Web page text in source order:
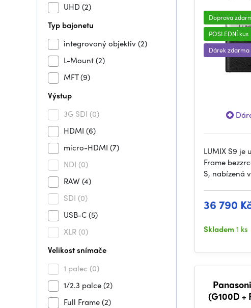
UHD (2)
Typ bajonetu
integrovaný objektiv(2)
L-Mount(2)
MFT(9)
Výstup
3G SDI (0)
HDMI (6)
micro-HDMI (7)
NDI (0)
RAW(4)
SDI (0)
USB-C(5)
XLR (0)
Velikost snímače
1 palec (0)
1/2.3 palce(2)
Full Frame(2)
Doprava
POSLEDNÍ kus
Dárek zdarma
LUMIX S9 je
Frame
S, nabízená
36 790
Skladem1 ks
(G100D +